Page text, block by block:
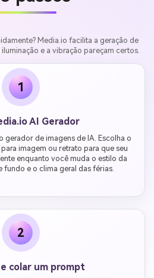
Media.io facilita a geração de
e a vibração pareçam certos.
1
AI Gerador
gerador de imagens de IA. Escolha o
imagem ou retrato para que seu
enquanto você muda o estilo da
fundo e o clima geral das férias.
2
colar um prompt